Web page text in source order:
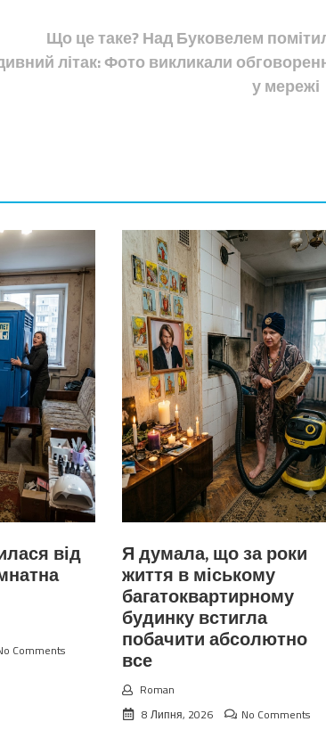
Що це таке? Над Буковелем
літак: Фото викликали
у мережі
від
Comments
Я думала, що за роки
життя в міському
багатоквартирному
будинку встигла
побачити абсолютно
все
Roman
8 Липня, 2026
No Comments